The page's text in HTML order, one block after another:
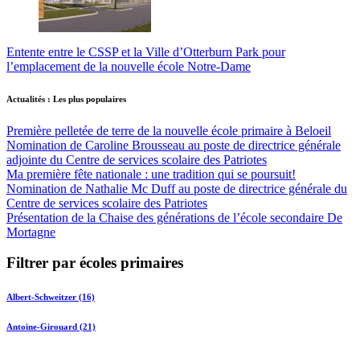
Entente entre le CSSP et la Ville d’Otterburn Park pour
l’emplacement de la nouvelle école Notre-Dame
Actualités : Les plus populaires
Première pelletée de terre de la nouvelle école primaire à Beloeil
Nomination de Caroline Brousseau au poste de directrice générale
adjointe du Centre de services scolaire des Patriotes
Ma première fête nationale : une tradition qui se poursuit!
Nomination de Nathalie Mc Duff au poste de directrice générale du
Centre de services scolaire des Patriotes
Présentation de la Chaise des générations de l’école secondaire De
Mortagne
Filtrer par écoles primaires
Albert-Schweitzer (16)
Antoine-Girouard (21)